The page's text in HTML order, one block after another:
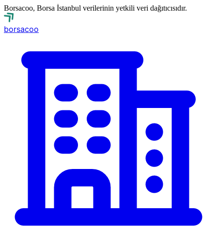
Borsacoo, Borsa İstanbul verilerinin yetkili veri dağıtıcısıdır.
borsacoo